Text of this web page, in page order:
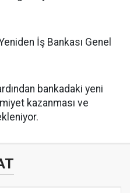
İş Bankası Genel
bankadaki yeni
kazanması ve